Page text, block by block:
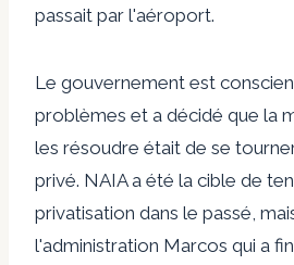
passait par l'aéroport.
Le gouvernement est
problèmes et a décidé que la
les résoudre était de se
privé. NAIA a été la cible de
privatisation dans le passé,
l'administration Marcos qui a